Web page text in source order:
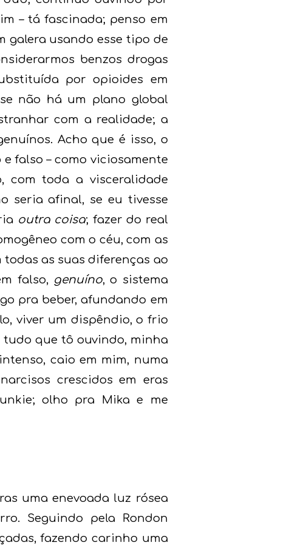
– tá fascinada; penso em
galera usando esse tipo de
benzos drogas
por opioides em
não há um plano global
com a realidade; a
Acho que é isso, o
falso – como viciosamente
com toda a visceralidade
seria afinal, se eu tivesse
outra coisa; fazer do real
com o céu, com as
as suas diferenças ao
falso, genuíno, o sistema
pra beber, afundando em
viver um dispêndio, o frio
tudo que tô ouvindo, minha
caio em mim, numa
crescidos em eras
olho pra Mika e me
uma enevoada luz rósea
Seguindo pela Rondon
fazendo carinho uma